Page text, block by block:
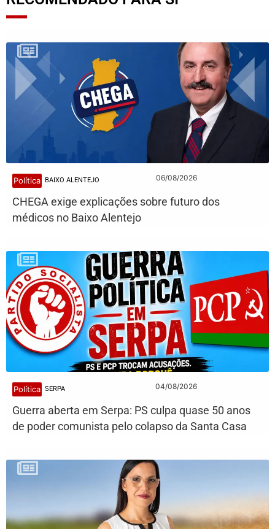
Política BAIXO ALENTEJO 06/08/2026
CHEGA exige explicações sobre futuro dos
médicos no Baixo Alentejo
Política SERPA 04/08/2026
Guerra aberta em Serpa: PS culpa quase 50 anos
de poder comunista pelo colapso da Santa Casa